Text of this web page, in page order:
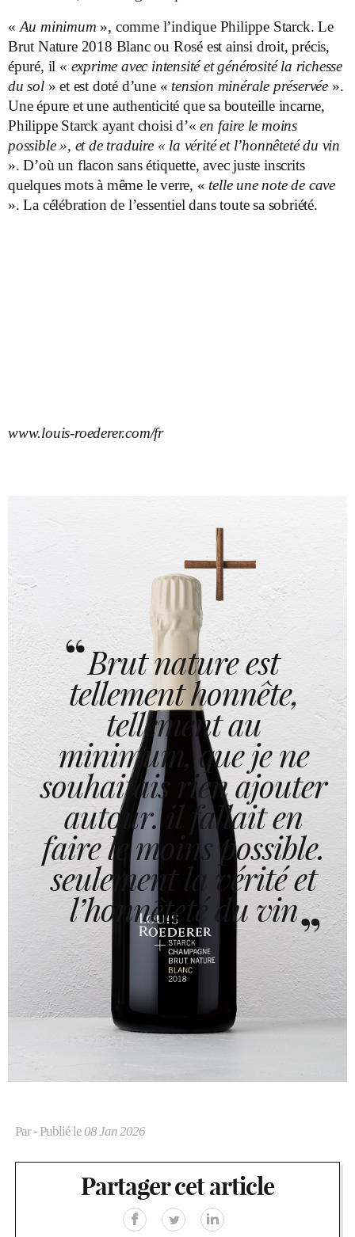
« Au minimum », comme l’indique Philippe Starck. Le
Brut Nature 2018 Blanc ou Rosé est ainsi droit, précis,
épuré, il « exprime avec intensité et générosité la richesse
du sol» et est doté d’une « tension minérale préservée ».
Une épure et une authenticité que sa bouteille incarne,
Philippe Starck ayant choisi d’«en faire le moins
possible », et de traduire « la vérité et l’honnêteté du vin
». D’où un flacon sans étiquette, avec juste inscrits
quelques mots à même le verre, « telle une note de cave
». La célébration de l’essentiel dans toute sa sobriété.
www.louis-roederer.com/fr
Brut nature est
tellement honnête,
tellement au
minimum, que je ne
souhaitais rien ajouter
autour. il fallait en
faire le moins possible.
seulement la vérité et
l’honnêteté du vin
Par- Publié le08 Jan 2026
Partager cet article